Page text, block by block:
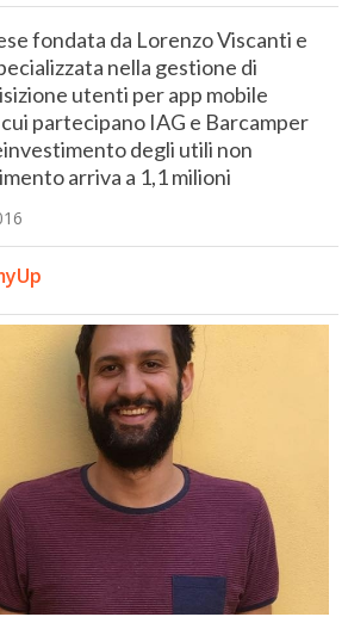
fondata da Lorenzo Viscanti e
nella gestione di
utenti per app mobile
partecipano IAG e Barcamper
degli utili non
arriva a 1,1 milioni